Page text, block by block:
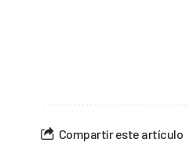
Compartir este artículo